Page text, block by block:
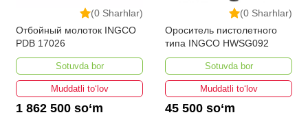
(0 Sharhlar)
Отбойный молоток INGCO
PDB 17026
Sotuvda bor
Muddatli to‘lov
1 862 500 so‘m
(0 Sharhlar)
Ороситель пистолетного
типа INGCO HWSG092
Sotuvda bor
Muddatli to‘lov
45 500 so‘m